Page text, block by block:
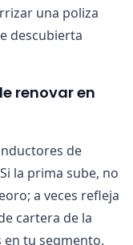
una poliza
descubierta
renovar en
de
la prima sube, no
a veces refleja
cartera de la
en tu segmento.